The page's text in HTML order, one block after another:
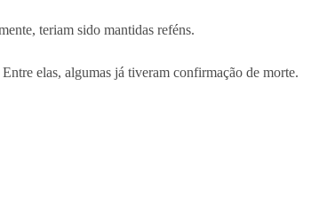
teriam sido mantidas reféns.
elas, algumas já tiveram confirmação de morte.